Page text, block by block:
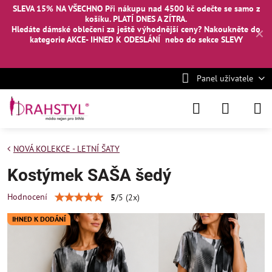
✕
SLEVA 15% NA VŠECHNO Při nákupu nad 4500 kč odečte se samo z
košíku. PLATÍ DNES A ZÍTRA.
Hledáte dámské oblečení za ještě výhodnější ceny? Nakoukněte do
kategorie AKCE- IHNED K ODESLÁNÍ nebo do sekce SLEVY
Panel uživatele
IHNED K DODÁNÍ
NOVÁ KOLEKCE - LETNÍ ŠATY
Kostýmek SAŠA šedý
Hodnocení 5/5 (2x)